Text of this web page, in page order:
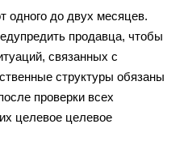
одного до двух месяцев.
продавца, чтобы
связанных с
структуры обязаны
проверки всех
целевое целевое